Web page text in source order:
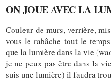
ON JOUE AVEC LA
Couleur de murs, verrière,
vous le rabâche tout le
que la lumière dans la vie
je ne peux pas être dans la
suis une lumière) il faudra